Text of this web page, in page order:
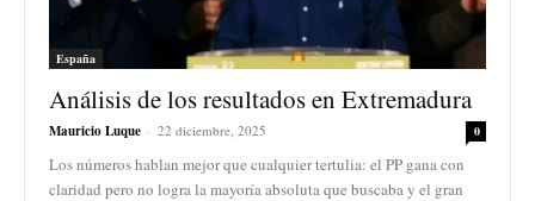
España
Análisis de los resultados en Extremadura
Mauricio Luque - 22 diciembre, 2025 0
Los números hablan mejor que cualquier tertulia: el PP gana con
claridad pero no logra la mayoría absoluta que buscaba y el gran